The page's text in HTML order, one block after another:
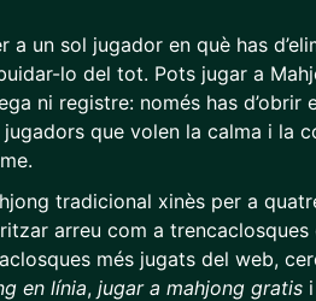
un sol jugador en què has
lo del tot. Pots jugar a
ni registre: només has d’obrir
que volen la calma i la
tradicional xinès per a
arreu com a
més jugats del web,
en línia, jugar a mahjong gratis i